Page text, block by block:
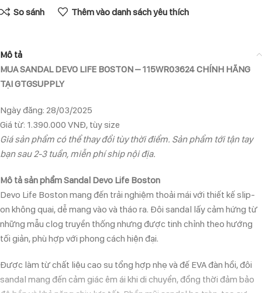
So sánh Thêm vào danh sách yêu thích
Mô tả
MUA SANDAL DEVO LIFE BOSTON – 115WR03624 CHÍNH HÃNG
TẠI GTGSUPPLY
Ngày đăng: 28/03/2025
Giá từ: 1.390.000 VNĐ, tùy size
Giá sản phẩm có thể thay đổi tùy thời điểm. Sản phẩm tới tận tay
bạn sau 2-3 tuần, miễn phí ship nội địa.
Mô tả sản phẩm Sandal Devo Life Boston
Devo Life Boston mang đến trải nghiệm thoải mái với thiết kế slip-
on không quai, dễ mang vào và tháo ra. Đôi sandal lấy cảm hứng từ
những mẫu clog truyền thống nhưng được tinh chỉnh theo hướng
tối giản, phù hợp với phong cách hiện đại.
Được làm từ chất liệu cao su tổng hợp nhẹ và đế EVA đàn hồi, đôi
sandal mang đến cảm giác êm ái khi di chuyển, đồng thời đảm bảo